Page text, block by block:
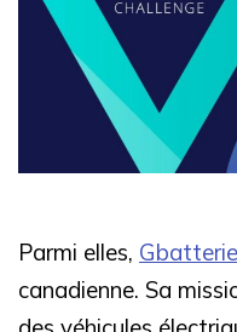
Parmi elles,
canadienne. Sa